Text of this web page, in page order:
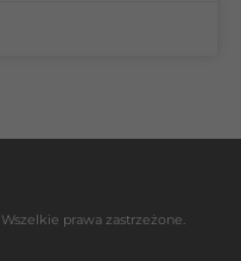
prawa zastrzeżone.